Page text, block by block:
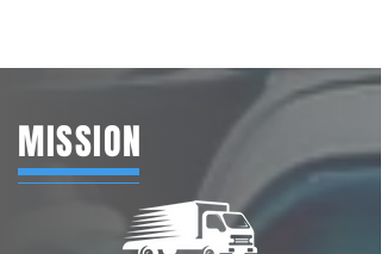
​MISSION